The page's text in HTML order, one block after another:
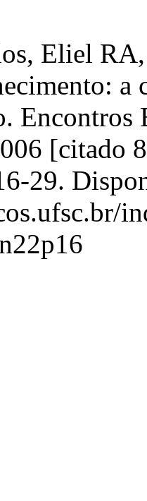
Eliel
Encontros
[citado
29.